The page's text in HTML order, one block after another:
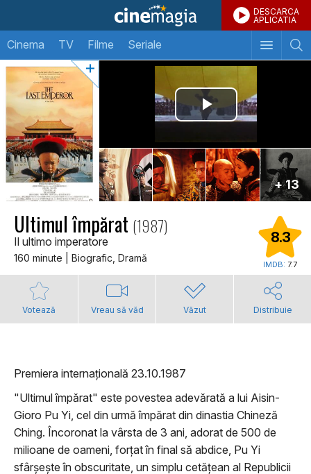
DESCARCA
APLICATIA
Cinema TV Filme Seriale
+ 13
Ultimul împărat (1987)
Il ultimo imperatore
160 minute | Biografic, Dramă
8.3
IMDB: 7.7
Votează Vreau să văd Văzut Distribuie
Premiera internațională 23.10.1987
"Ultimul împărat" este povestea adevărată a lui Aisin-
Gioro Pu Yi, cel din urmă împărat din dinastia Chineză
Ching. Încoronat la vârsta de 3 ani, adorat de 500 de
milioane de oameni, forțat în final să abdice, Pu Yi
sfârșește în obscuritate, un simplu cetățean al Republicii